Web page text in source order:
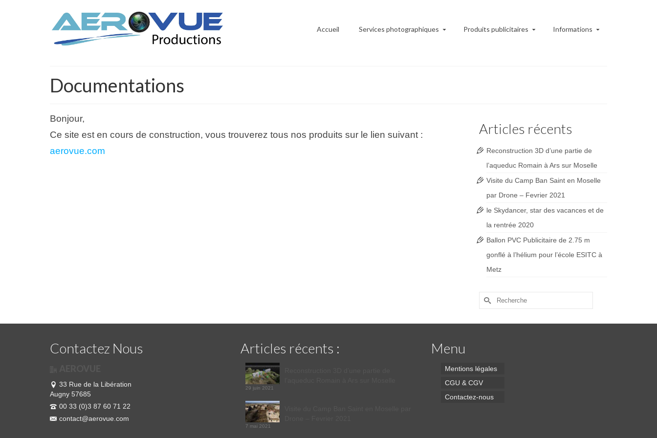
Accueil Services photographiques Produits publicitaires Informations
Documentations
Bonjour,
Ce site est en cours de construction, vous trouverez tous nos produits sur le lien suivant :
aerovue.com
Articles récents
Reconstruction 3D d’une partie de
l’aqueduc Romain à Ars sur Moselle
Visite du Camp Ban Saint en Moselle
par Drone – Fevrier 2021
le Skydancer, star des vacances et de
la rentrée 2020
Ballon PVC Publicitaire de 2.75 m
gonflé à l’hélium pour l’école ESITC à
Metz
Rechercher :
Contactez Nous
33 Rue de la Libération
Augny 57685
00 33 (0)3 87 60 71 22
contact@aerovue.com
Articles récents :
29 juin 2021
7 mai 2021
Menu
Mentions légales
CGU & CGV
Contactez-nous